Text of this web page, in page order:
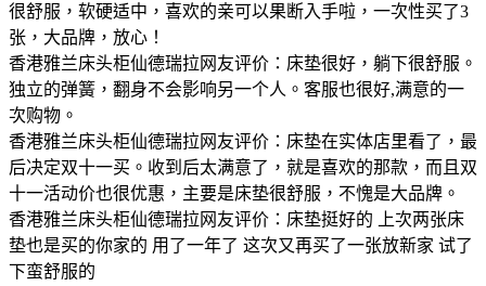
很舒服，软硬适中，喜欢的亲可以果断入手啦，一次性买了3
张，大品牌，放心！
香港雅兰床头柜仙德瑞拉网友评价：床垫很好，躺下很舒服。
独立的弹簧，翻身不会影响另一个人。客服也很好,满意的一
次购物。
香港雅兰床头柜仙德瑞拉网友评价：床垫在实体店里看了，最
后决定双十一买。收到后太满意了，就是喜欢的那款，而且双
十一活动价也很优惠，主要是床垫很舒服，不愧是大品牌。
香港雅兰床头柜仙德瑞拉网友评价：床垫挺好的 上次两张床
垫也是买的你家的 用了一年了 这次又再买了一张放新家 试了
下蛮舒服的